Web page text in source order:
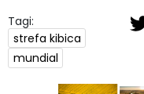
Tagi:
strefa kibica
mundial